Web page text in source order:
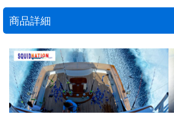
商品詳細